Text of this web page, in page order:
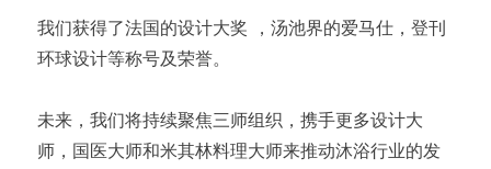
我们获得了法国的设计大奖 ，汤池界的爱马仕，登刊
环球设计等称号及荣誉。
未来，我们将持续聚焦三师组织，携手更多设计大
师，国医大师和米其林料理大师来推动沐浴行业的发